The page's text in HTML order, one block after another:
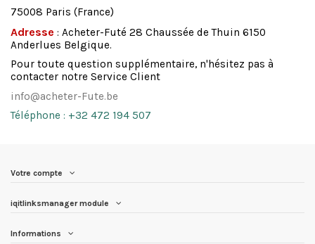
75008 Paris (France)
Adresse : Acheter-Futé 28 Chaussée de Thuin 6150
Anderlues Belgique.
Pour toute question supplémentaire, n'hésitez pas à
contacter notre Service Client
info@acheter-Fute.be
Téléphone : +32 472 194 507
Votre compte
iqitlinksmanager module
Informations